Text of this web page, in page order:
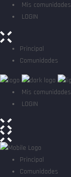
Mis comunidades
LOGIN
Principal
Comunidades
Mis comunidades
LOGIN
Principal
Comunidades